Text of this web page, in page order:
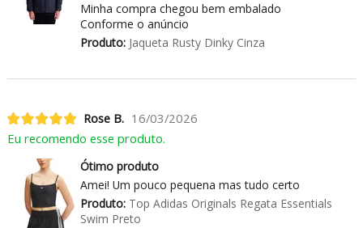
Minha compra chegou bem embalado
Conforme o anúncio
Produto:Jaqueta Rusty Dinky Cinza
Rose B. 16/03/2026
Eu recomendo esse produto.
Ótimo produto
Amei! Um pouco pequena mas tudo certo
Produto:Top Adidas Originals Regata Essentials
Swim Preto